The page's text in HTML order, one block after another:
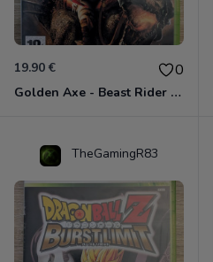
19.90 € 0
Golden Axe - Beast Rider Xbox 360
TheGamingR83